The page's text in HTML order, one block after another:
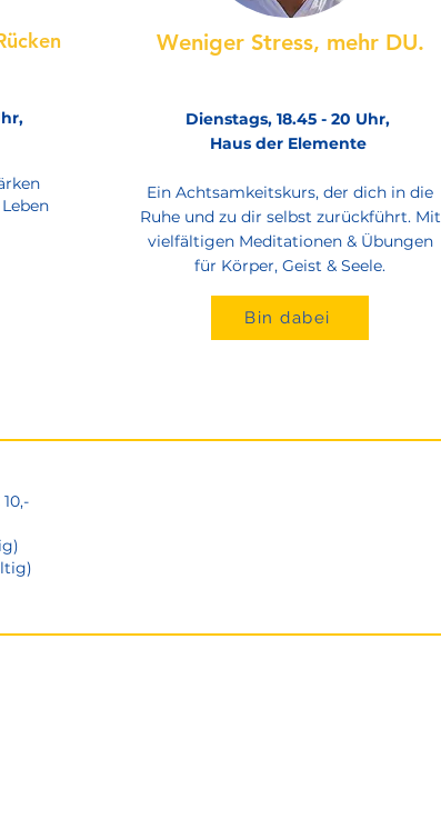
Weniger Stress, mehr DU.
Dienstags, 18.45 - 20 Uhr,
Haus der Elemente
Ein Achtsamkeitskurs, der dich in die
Ruhe und zu dir selbst zurückführt. Mit
vielfältigen Meditationen & Übungen
für Körper, Geist & Seele.
Bin dabei